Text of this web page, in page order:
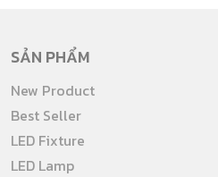
SẢN PHẨM
New Product
Best Seller
LED Fixture
LED Lamp